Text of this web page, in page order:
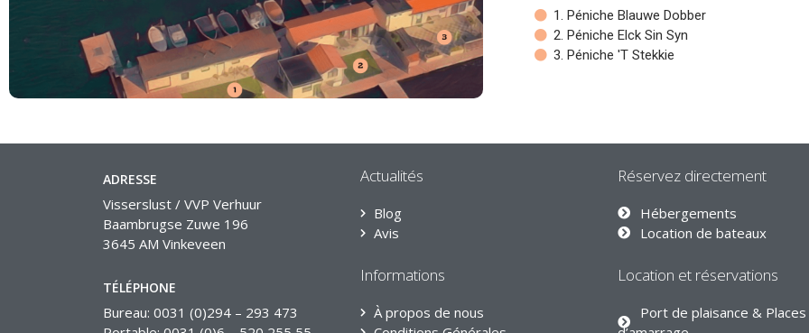
1. Péniche Blauwe Dobber
2. Péniche Elck Sin Syn
3. Péniche 'T Stekkie
ADRESSE
Visserslust / VVP Verhuur
Baambrugse Zuwe 196
3645 AM Vinkeveen
TÉLÉPHONE
Bureau: 0031 (0)294 – 293 473
Actualités
Blog
Avis
Informations
À propos de nous
Réservez directement
Hébergements
Location de bateaux
Location et réservations
Port de plaisance & Places